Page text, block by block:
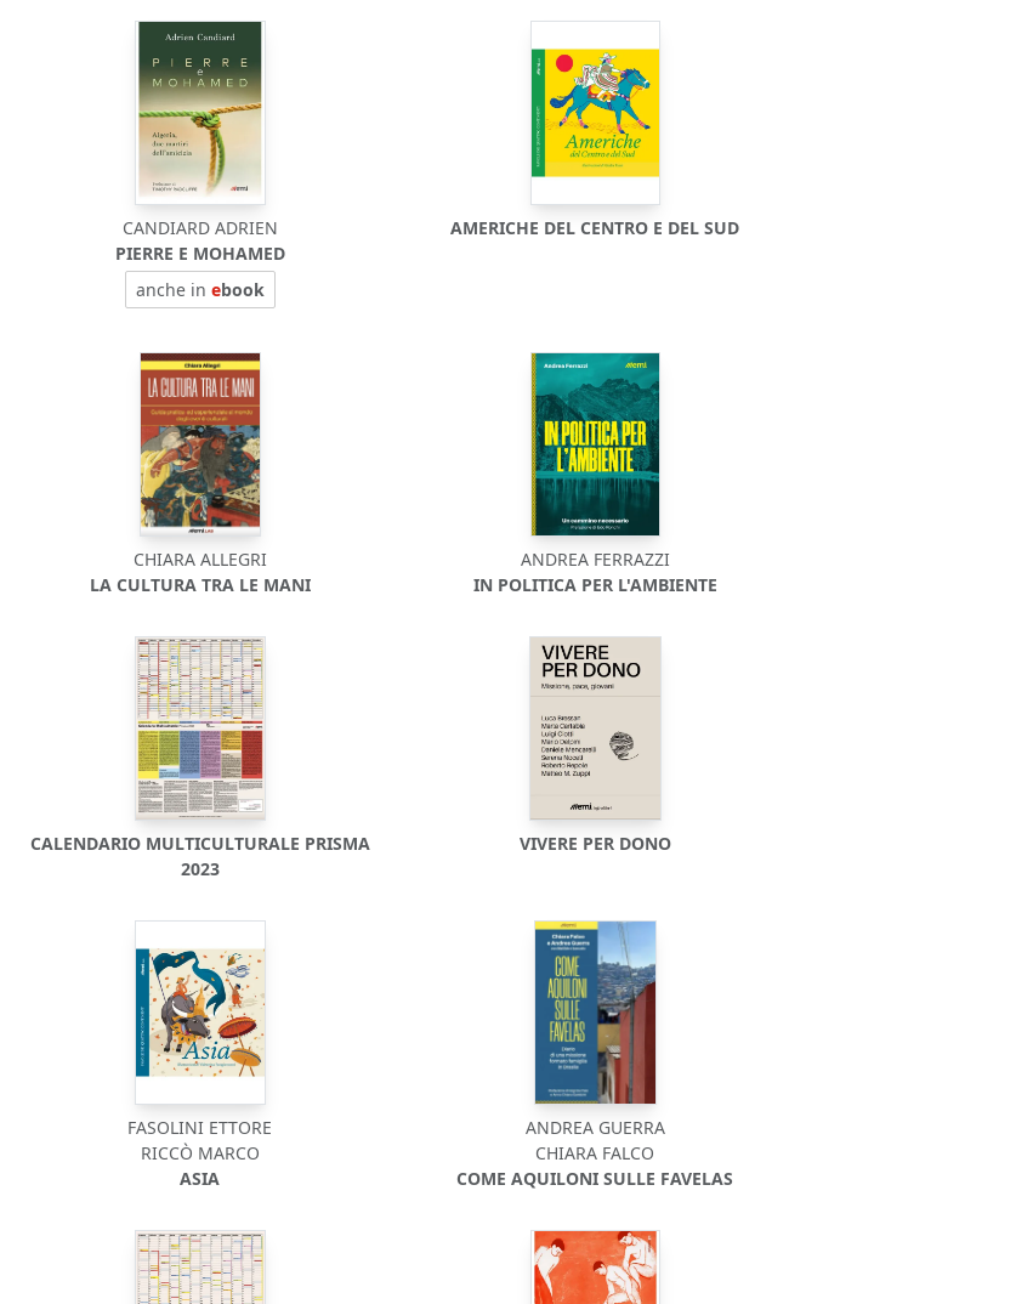
CANDIARD ADRIEN
PIERRE E MOHAMED
anche in ebook
AMERICHE DEL CENTRO E DEL SUD
CHIARA ALLEGRI
LA CULTURA TRA LE MANI
ANDREA FERRAZZI
IN POLITICA PER L'AMBIENTE
CALENDARIO MULTICULTURALE PRISMA
2023
VIVERE PER DONO
FASOLINI ETTORE
RICCÒ MARCO
ASIA
ANDREA GUERRA
CHIARA FALCO
COME AQUILONI SULLE FAVELAS